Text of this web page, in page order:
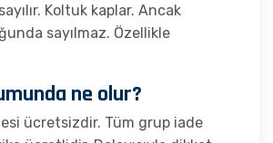
Koltuk kaplar. Ancak
sayılmaz. Özellikle
ne olur?
ücretsizdir. Tüm grup iade